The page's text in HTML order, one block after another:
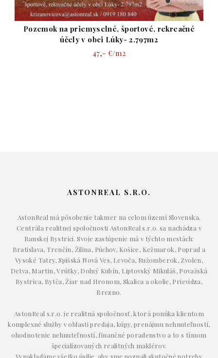
Pozemok na priemyselné, športové, rekreačné
účely v obci Lúky- 2.797m2
47,- €/m2
ASTONREAL S.R.O.
AstonReal má pôsobenie takmer na celom území Slovenska.
Centrála realitnej spoločnosti AstonReal s.r.o. sa nachádza v
Banskej Bystrici. Svoje zastúpenie má v týchto mestách:
Bratislava, Trenčín, Žilina, Púchov, Košice, Kežmarok, Poprad a
Vysoké Tatry, Spišská Nová Ves, Levoča, Ružomberok, Zvolen,
Detva, Martin, Vrútky, Dolný Kubín, Liptovský Mikuláš, Považská
Bystrica, Bytča, Žiar nad Hronom, Skalica a okolie, Prievidza,
Brezno.
AstonReal s.r.o. je realitná spoločnosť, ktorá ponúka klientom
komplexné služby v oblasti predaja, kúpy, prenájmu nehnuteľností,
ohodnotenie nehnuteľností, finančné poradenstvo a to s tímom
špecializovaných realitných maklérov.